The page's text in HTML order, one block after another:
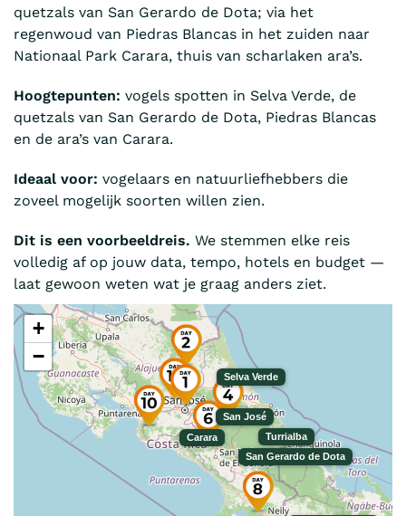
quetzals van San Gerardo de Dota; via het
regenwoud van Piedras Blancas in het zuiden naar
Nationaal Park Carara, thuis van scharlaken ara’s.
Hoogtepunten: vogels spotten in Selva Verde, de
quetzals van San Gerardo de Dota, Piedras Blancas
en de ara’s van Carara.
Ideaal voor: vogelaars en natuurliefhebbers die
zoveel mogelijk soorten willen zien.
Dit is een voorbeeldreis. We stemmen elke reis
volledig af op jouw data, tempo, hotels en budget —
laat gewoon weten wat je graag anders ziet.
San José
Selva Verde
Turrialba
San Gerardo de Dota
Carara
+
−